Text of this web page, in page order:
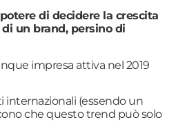
di decidere la crescita
un brand, persino di
impresa attiva nel 2019
internazionali (essendo un
che questo trend può solo